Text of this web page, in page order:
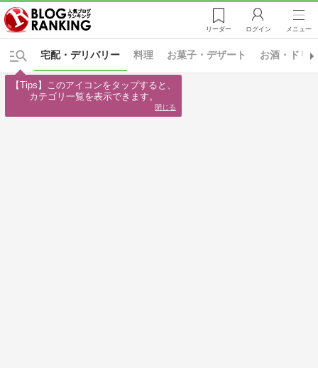
リーダー ログイン メニュー
料理 お菓子・デザート お酒・ドリ
宅配・デリバリー
【Tips】このアイコンをタップすると、
カテゴリ一覧を表示できます。
閉じる